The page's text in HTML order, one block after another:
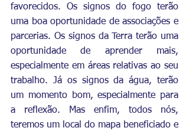
favorecidos. Os signos do fogo terão
uma boa oportunidade de associações e
parcerias. Os signos da Terra terão uma
oportunidade de aprender mais,
especialmente em áreas relativas ao seu
trabalho. Já os signos da água, terão
um momento bom, especialmente para
a reflexão. Mas enfim, todos nós,
teremos um local do mapa beneficiado e